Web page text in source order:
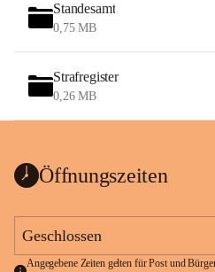
Standesamt
0,75 MB
Strafregister
0,26 MB
Öffnungszeiten
Geschlossen
Angegebene Zeiten gelten für Post und